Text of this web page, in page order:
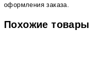
оформления заказа.
Похожие товары